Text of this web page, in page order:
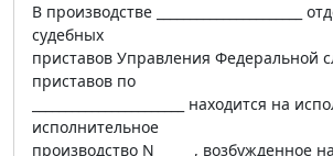
В производстве ______________________
судебных
приставов Управления Федеральной
приставов по
_______________________ находится на
исполнительное
производство N______, возбужденное